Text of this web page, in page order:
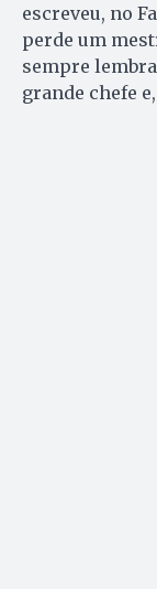
escreveu, no
perde um
sempre
grande chefe